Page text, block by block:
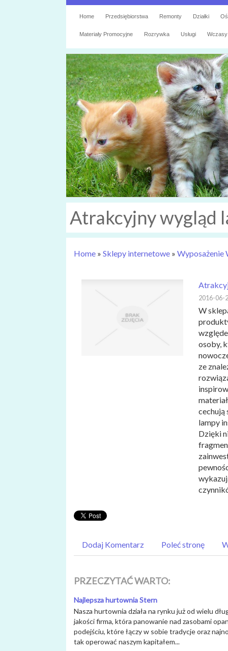
Home Przedsiębiorstwa Remonty Działki
Materiały Promocyjne Rozrywka Usługi Wczasy
Atrakcyjny wygląd
Home » Sklepy internetowe » Wyposażenie
2016-06-
W
osoby,
ze
cechują
lampy
Dzięki
Dodaj Komentarz Poleć stronę
PRZECZYTAĆ WARTO:
Najlepsza hurtownia Stern
Nasza hurtownia działa na rynku już od wielu
jakości firma, która panowanie nad zasobami
podejściu, które łączy w sobie tradycje oraz
tak operować naszym kapitałem...